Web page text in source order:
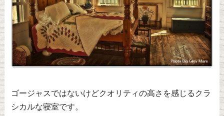
ゴージャスではないけどクオリティの高さを感じるクラ
シカルな寝室です。